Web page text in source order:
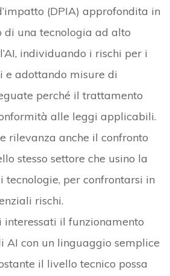
(DPIA) approfondita in
di una tecnologia ad alto
individuando i rischi per i
e adottando misure di
perché il trattamento
alle leggi applicabili.
rilevanza anche il confronto
stesso settore che usino la
tecnologie, per confrontarsi in
rischi.
interessati il funzionamento
AI con un linguaggio semplice
il livello tecnico possa